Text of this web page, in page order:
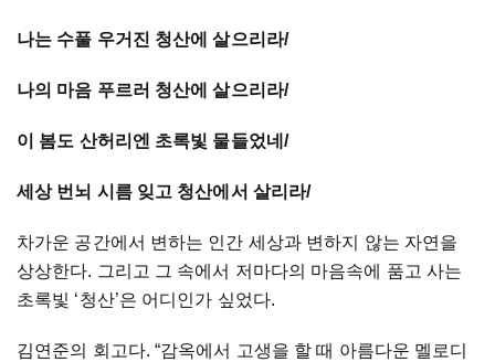
나는 수풀 우거진 청산에 살으리라/
나의 마음 푸르러 청산에 살으리라/
이 봄도 산허리엔 초록빛 물들었네 /
세상 번뇌 시름 잊고 청산에서 살리라/
차가운 공간에서 변하는 인간 세상과 변하지 않는 자연을
상상한다. 그리고 그 속에서 저마다의 마음속에 품고 사는
초록빛 ‘청산’은 어디인가 싶었다.
김연준의 회고다. “감옥에서 고생을 할 때 아름다운 멜로디